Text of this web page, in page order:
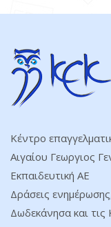
Κέντρο
Αιγαίου Γεωργιος
Εκπαιδευτική ΑΕ
Δράσεις
Δωδεκάνησα και τις